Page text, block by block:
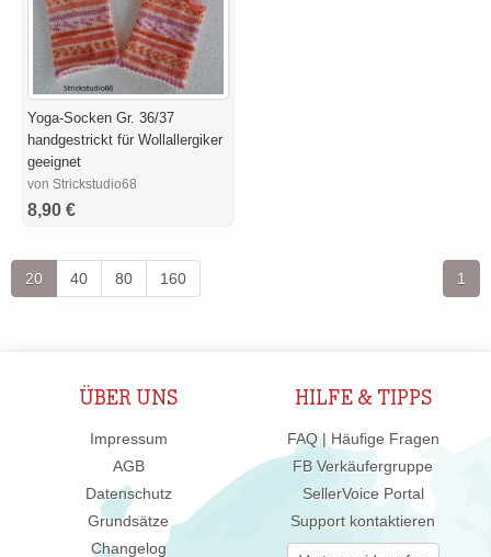
Yoga-Socken Gr. 36/37
handgestrickt für Wollallergiker
geeignet
von Strickstudio68
8,90 €
20 40 80 160 1
ÜBER UNS
Impressum
AGB
Datenschutz
Grundsätze
Changelog
HILFE & TIPPS
FAQ | Häufige Fragen
FB Verkäufergruppe
SellerVoice Portal
Support kontaktieren